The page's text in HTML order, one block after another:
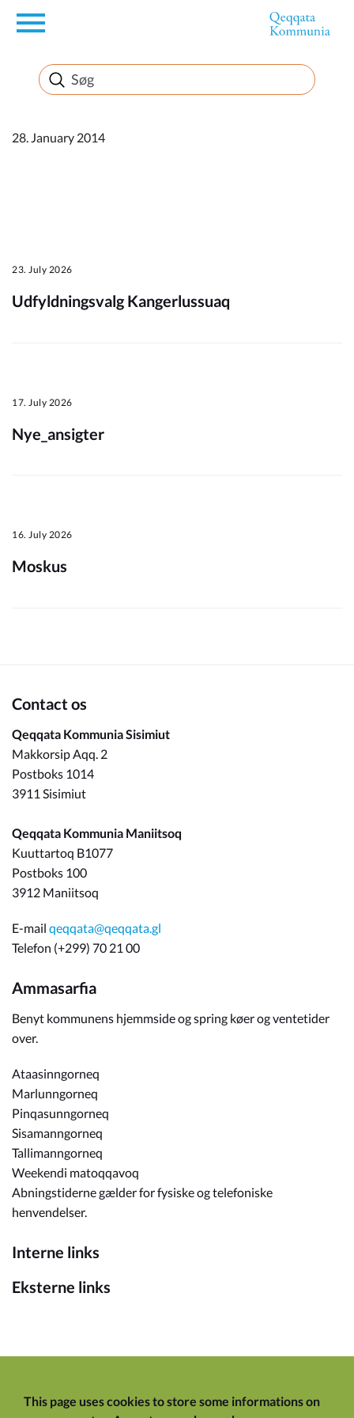
en
Borger
Erhverv
28. January 2014
23. July 2026
Udfyldningsvalg Kangerlussuaq
17. July 2026
Nye_ansigter
16. July 2026
Moskus
Contact os
Qeqqata Kommunia Sisimiut
Makkorsip Aqq. 2
Postboks 1014
3911 Sisimiut
Qeqqata Kommunia Maniitsoq
Kuuttartoq B1077
Postboks 100
3912 Maniitsoq
E-mail qeqqata@qeqqata.gl
Telefon (+299) 70 21 00
Ammasarfia
Benyt kommunens hjemmside og spring køer og ventetider
over.
Ataasinngorneq
Marlunngorneq
Pinqasunngorneq
Sisamanngorneq
Tallimanngorneq
Weekendi matoqqavoq
Abningstiderne gælder for fysiske og telefoniske
henvendelser.
Interne links
Eksterne links
This page uses cookies to store some informations on